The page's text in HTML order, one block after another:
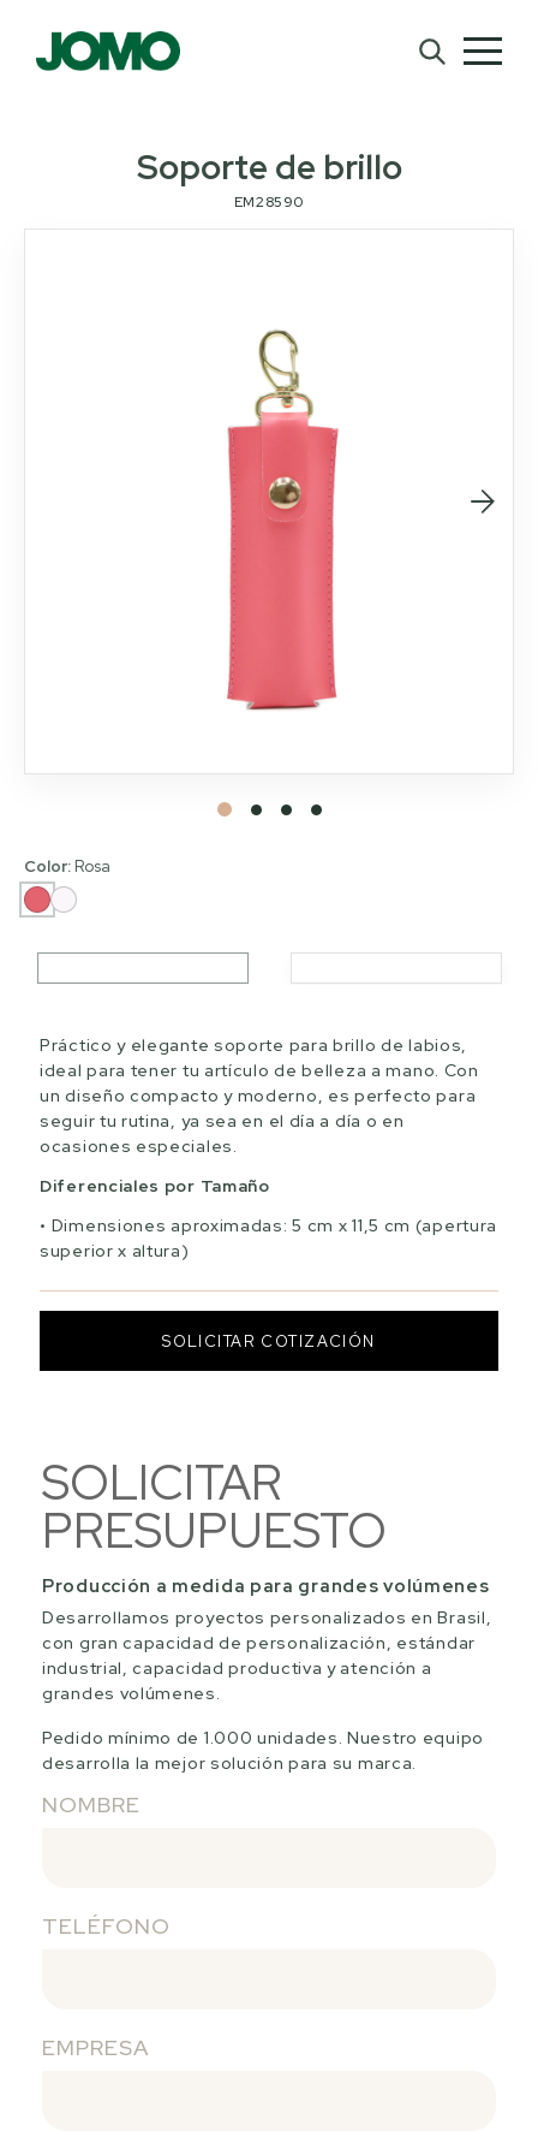
Soporte de brillo
EM28590
Color:Rosa
Práctico y elegante soporte para brillo de labios,
ideal para tener tu artículo de belleza a mano. Con
un diseño compacto y moderno, es perfecto para
seguir tu rutina, ya sea en el día a día o en
ocasiones especiales.
Diferenciales por Tamaño
Dimensiones aproximadas: 5 cm x 11,5 cm (apertura
superior x altura)
SOLICITAR COTIZACIÓN
SOLICITAR
PRESUPUESTO
Producción a medida para grandes volúmenes
Desarrollamos proyectos personalizados en Brasil,
con gran capacidad de personalización, estándar
industrial, capacidad productiva y atención a
grandes volúmenes.
Pedido mínimo de 1.000 unidades. Nuestro equipo
desarrolla la mejor solución para su marca.
NOMBRE
TELÉFONO
EMPRESA